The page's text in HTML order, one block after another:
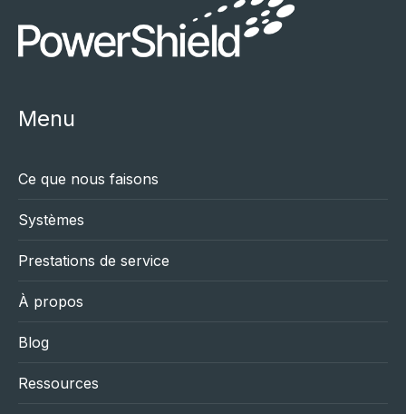
Menu
Ce que nous faisons
Systèmes
Prestations de service
À propos
Blog
Ressources